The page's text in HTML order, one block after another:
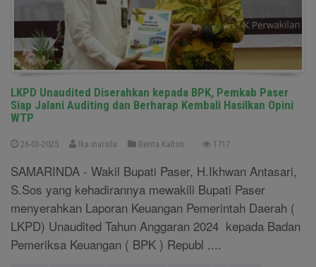
LKPD Unaudited Diserahkan kepada BPK, Pemkab Paser
Siap Jalani Auditing dan Berharap Kembali Hasilkan Opini
WTP
26-03-2025 Ika marsila Berita Kaltim 1717
SAMARINDA - Wakil Bupati Paser, H.Ikhwan Antasari,
S.Sos yang kehadirannya mewakili Bupati Paser
menyerahkan Laporan Keuangan Pemerintah Daerah (
LKPD) Unaudited Tahun Anggaran 2024 kepada Badan
Pemeriksa Keuangan ( BPK ) Republ ....